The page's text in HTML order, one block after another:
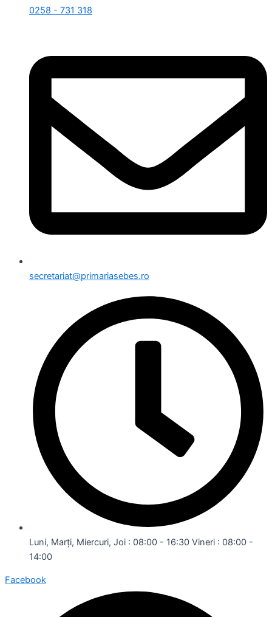
0258 - 731 318
secretariat@primariasebes.ro
Luni, Marți, Miercuri, Joi : 08:00 - 16:30 Vineri : 08:00 -
14:00
Facebook